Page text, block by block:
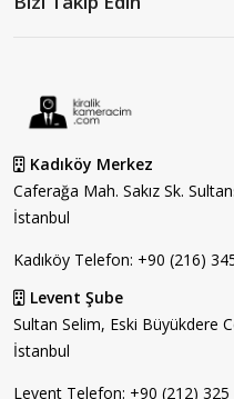
Kadıköy Merkez
Caferağa Mah. Sakız Sk.
İstanbul
Kadıköy Telefon: +90 (216)
Levent Şube
Sultan Selim, Eski Büyükdere
İstanbul
Levent Telefon: +90 (212) 325